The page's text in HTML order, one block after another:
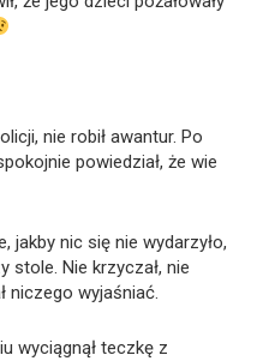
nie robił awantur. Po
powiedział, że wie
jakby nic się nie wydarzyło,
stole. Nie krzyczał, nie
niczego wyjaśniać.
wyciągnął teczkę z